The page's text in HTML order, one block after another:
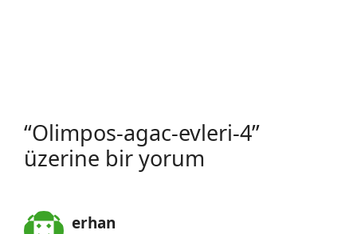
“Olimpos-agac-evleri-4”
üzerine bir yorum
erhan